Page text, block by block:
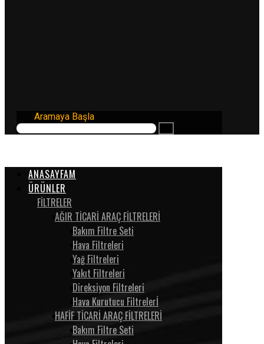
Aramaya Başla
ANASAYFAM
ÜRÜNLER
FİLTRELER
AĞIR TİCARİ ARAÇ FİLTRELERİ
Bakım Filtre Seti
Hava Filtreleri
Yağ Filtreleri
Yakıt Filtreleri
Direksiyon Filtreleri
Hava Kurutucu Filtrelerİ
HAFİF TİCARİ ARAÇ FİLTRELERİ
Bakım Filtre Seti